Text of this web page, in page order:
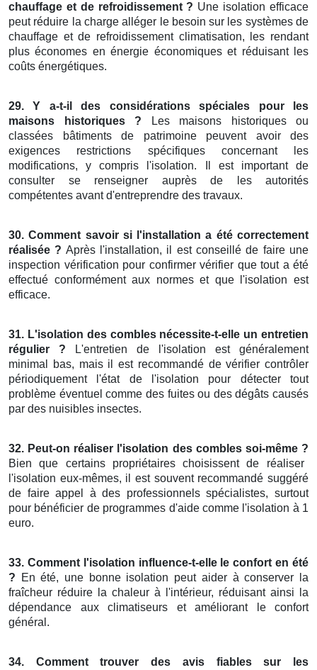
chauffage et de refroidissement ? Une isolation efficace
peut réduire la charge alléger le besoin sur les systèmes de
chauffage et de refroidissement climatisation, les rendant
plus économes en énergie économiques et réduisant les
coûts énergétiques.
29. Y a-t-il des considérations spéciales pour les
maisons historiques ? Les maisons historiques ou
classées bâtiments de patrimoine peuvent avoir des
exigences restrictions spécifiques concernant les
modifications, y compris l'isolation. Il est important de
consulter se renseigner auprès de les autorités
compétentes avant d'entreprendre des travaux.
30. Comment savoir si l'installation a été correctement
réalisée ? Après l'installation, il est conseillé de faire une
inspection vérification pour confirmer vérifier que tout a été
effectué conformément aux normes et que l'isolation est
efficace.
31. L'isolation des combles nécessite-t-elle un entretien
régulier ? L'entretien de l'isolation est généralement
minimal bas, mais il est recommandé de vérifier contrôler
périodiquement l'état de l'isolation pour détecter tout
problème éventuel comme des fuites ou des dégâts causés
par des nuisibles insectes.
32. Peut-on réaliser l'isolation des combles soi-même ?
Bien que certains propriétaires choisissent de réaliser
l'isolation eux-mêmes, il est souvent recommandé suggéré
de faire appel à des professionnels spécialistes, surtout
pour bénéficier de programmes d'aide comme l'isolation à 1
euro.
33. Comment l'isolation influence-t-elle le confort en été
? En été, une bonne isolation peut aider à conserver la
fraîcheur réduire la chaleur à l'intérieur, réduisant ainsi la
dépendance aux climatiseurs et améliorant le confort
général.
34. Comment trouver des avis fiables sur les